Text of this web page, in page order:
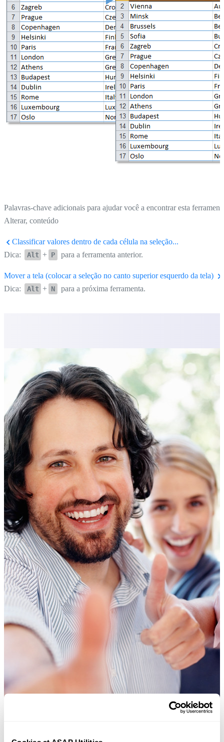
Palavras-chave adicionais para ajudar você a encontrar esta
Alterar, conteúdo
Classificar valores dentro de cada célula na seleção...
Dica:
Alt + P para a ferramenta anterior.
Mover a tela (colocar a seleção no canto superior esquerdo da tela)
Dica:
Alt + N para a próxima ferramenta.